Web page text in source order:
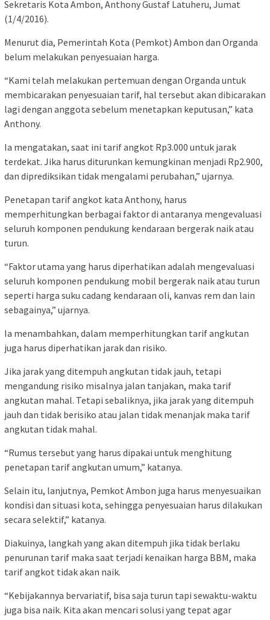
Sekretaris Kota Ambon, Anthony Gustaf Latuheru, Jumat
(1/4/2016).
Menurut dia, Pemerintah Kota (Pemkot) Ambon dan Organda
belum melakukan penyesuaian harga.
“Kami telah melakukan pertemuan dengan Organda untuk
membicarakan penyesuaian tarif, hal tersebut akan dibicarakan
lagi dengan anggota sebelum menetapkan keputusan,” kata
Anthony.
Ia mengatakan, saat ini tarif angkot Rp3.000 untuk jarak
terdekat. Jika harus diturunkan kemungkinan menjadi Rp2.900,
dan diprediksikan tidak mengalami perubahan,” ujarnya.
Penetapan tarif angkot kata Anthony, harus
memperhitungkan berbagai faktor di antaranya mengevaluasi
seluruh komponen pendukung kendaraan bergerak naik atau
turun.
“Faktor utama yang harus diperhatikan adalah mengevaluasi
seluruh komponen pendukung mobil bergerak naik atau turun
seperti harga suku cadang kendaraan oli, kanvas rem dan lain
sebagainya,” ujarnya.
Ia menambahkan, dalam memperhitungkan tarif angkutan
juga harus diperhatikan jarak dan risiko.
Jika jarak yang ditempuh angkutan tidak jauh, tetapi
mengandung risiko misalnya jalan tanjakan, maka tarif
angkutan mahal. Tetapi sebaliknya, jika jarak yang ditempuh
jauh dan tidak berisiko atau jalan tidak menanjak maka tarif
angkutan tidak mahal.
“Rumus tersebut yang harus dipakai untuk menghitung
penetapan tarif angkutan umum,” katanya.
Selain itu, lanjutnya, Pemkot Ambon juga harus menyesuaikan
kondisi dan situasi kota, sehingga penyesuaian harus dilakukan
secara selektif,” katanya.
Diakuinya, langkah yang akan ditempuh jika tidak berlaku
penurunan tarif maka saat terjadi kenaikan harga BBM, maka
tarif angkot tidak akan naik.
“Kebijakannya bervariatif, bisa saja turun tapi sewaktu-waktu
juga bisa naik. Kita akan mencari solusi yang tepat agar